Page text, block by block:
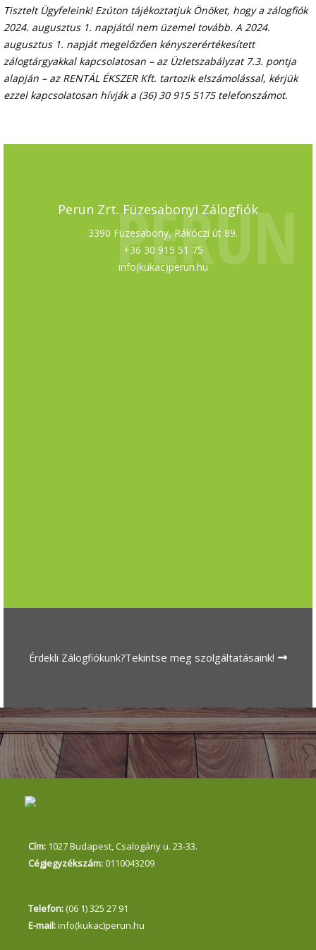
Tisztelt Ügyfeleink! Ezúton tájékoztatjuk Önöket, hogy a zálogfiók
2024. augusztus 1. napjától nem üzemel tovább. A 2024.
augusztus 1. napját megelőzően kényszerértékesített
zálogtárgyakkal kapcsolatosan – az Üzletszabályzat 7.3. pontja
alapján – az RENTÁL ÉKSZER Kft. tartozik elszámolással, kérjük
ezzel kapcsolatosan hívják a (36) 30 915 5175 telefonszámot.
PERUN
Perun Zrt. Füzesabonyi Zálogfiók
3390 Füzesabony, Rákóczi út 89.
+36 30 915 51 75
info(kukac)perun.hu
Érdekli Zálogfiókunk?Tekintse meg szolgáltatásaink!
Cím: 1027 Budapest, Csalogány u. 23-33.
Cégjegyzékszám:0110043209
Telefon:(06 1) 325 27 91
E-mail:info(kukac)perun.hu